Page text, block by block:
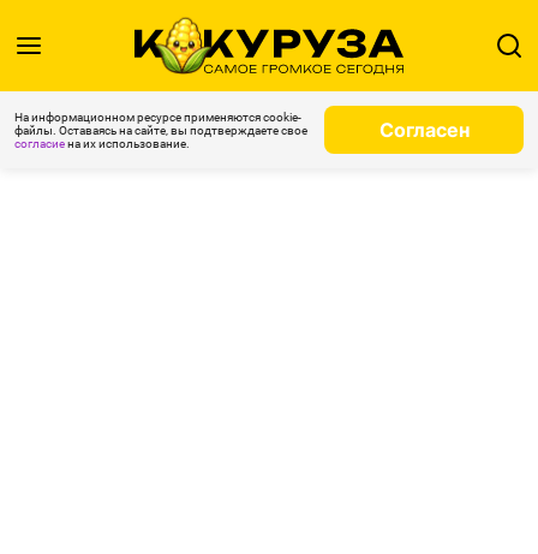
На информационном ресурсе применяются cookie-
файлы. Оставаясь на сайте, вы подтверждаете свое
согласиена их использование.
Согласен